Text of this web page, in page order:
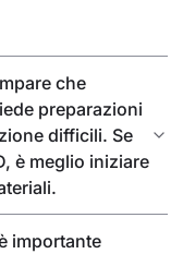
che
preparazioni
difficili. Se
è meglio iniziare
importante